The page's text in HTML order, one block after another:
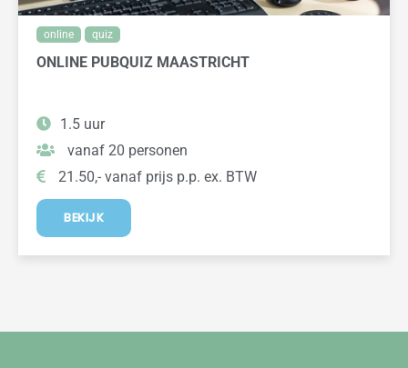
online quiz
ONLINE PUBQUIZ MAASTRICHT
1.5 uur
vanaf 20 personen
21.50,- vanaf prijs p.p. ex. BTW
BEKIJK